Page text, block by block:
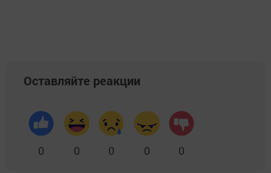
Оставляйте реакции
0 0 0 0 0